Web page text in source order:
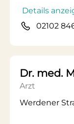
Details
02102
Dr. med.
Arzt
Werdener